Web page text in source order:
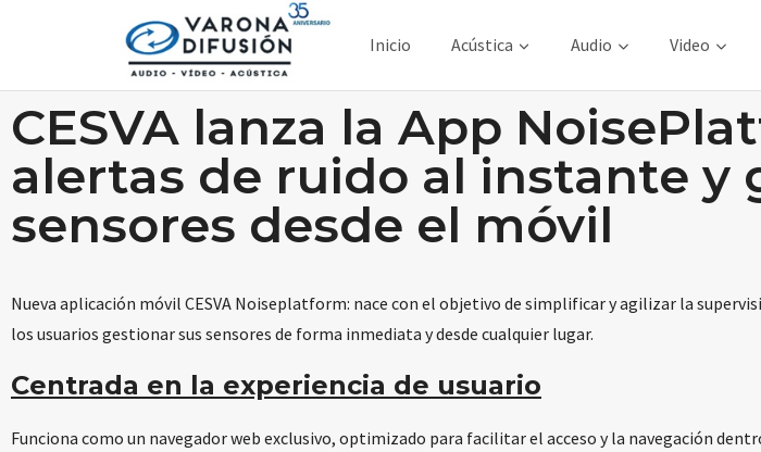
Inicio Acústica Audio Video
CESVA lanza la App
alertas de ruido al instante y
sensores desde el móvil
Nueva aplicación móvil CESVA Noiseplatform: nace con el objetivo de simplificar y agilizar la
los usuarios gestionar sus sensores de forma inmediata y desde cualquier lugar.
Centrada en la experiencia de usuario
Funciona como un navegador web exclusivo, optimizado para facilitar el acceso y la navegación